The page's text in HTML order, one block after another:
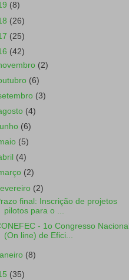
(8)
(26)
(25)
(42)
(2)
(6)
(3)
(4)
(6)
(5)
(4)
(2)
(2)
final: Inscrição de projetos
pilotos para o ...
- 1o Congresso Nacional
(On line) de Efici...
(8)
(35)